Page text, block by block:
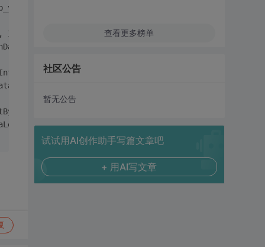
nDataLength, IntByReference
IntByReference nThumbWidth, IntByReference
nDataLength, IntByReference
IntByReference nPriviewWidth, IntByReference
nDataLength, IntByReference nLabelWidth,
IntByReference nLabelWidth, IntByReference
查看更多榜单
社区公告
暂无公告
试试用AI创作助手写篇文章吧
+ 用AI写文章